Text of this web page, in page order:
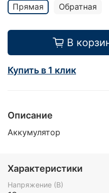
Прямая Обратная
В
Купить в 1 клик
Описание
Аккумулятор
Характеристики
Напряжение (В)